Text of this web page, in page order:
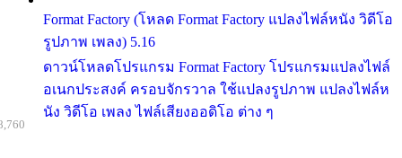
Format Factory (โหลด Format Factory แปลงไฟล์หนัง วิดีโอ
รูปภาพ เพลง) 5.16
ดาวน์โหลดโปรแกรม Format Factory โปรแกรมแปลงไฟล์
อเนกประสงค์ ครอบจักรวาล ใช้แปลงรูปภาพ แปลงไฟล์ห
นัง วิดีโอ เพลง ไฟล์เสียงออดิโอ ต่าง ๆ